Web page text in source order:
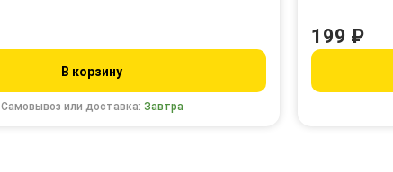
Самовывоз или доставка: Завтра
В корзину
199 ₽